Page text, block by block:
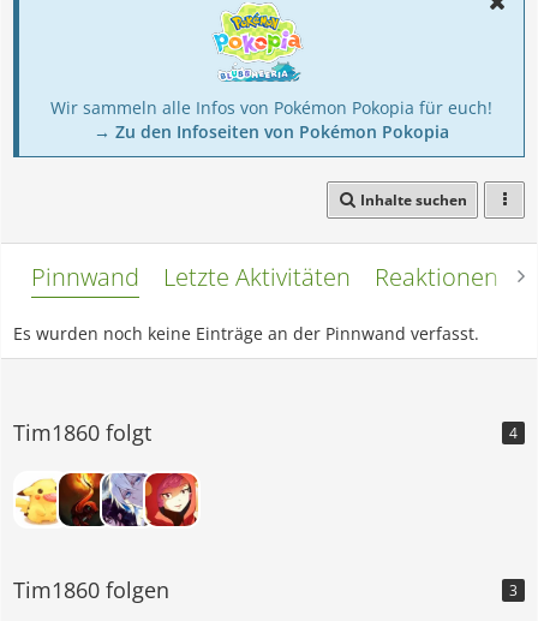
Wir sammeln alle Infos von Pokémon Pokopia für euch!
→ Zu den Infoseiten von Pokémon Pokopia
Inhalte suchen
Pinnwand Letzte Aktivitäten Reaktionen
Es wurden noch keine Einträge an der Pinnwand verfasst.
Tim1860 folgt 4
Tim1860 folgen 3